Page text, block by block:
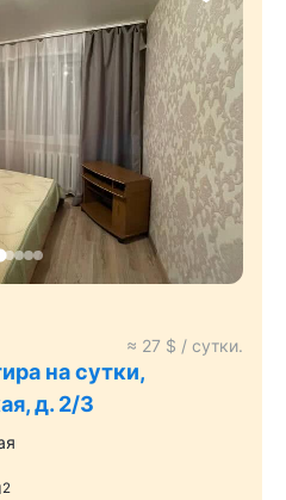
≈ 27 $ / сутки.
на сутки,
д. 2/3
2